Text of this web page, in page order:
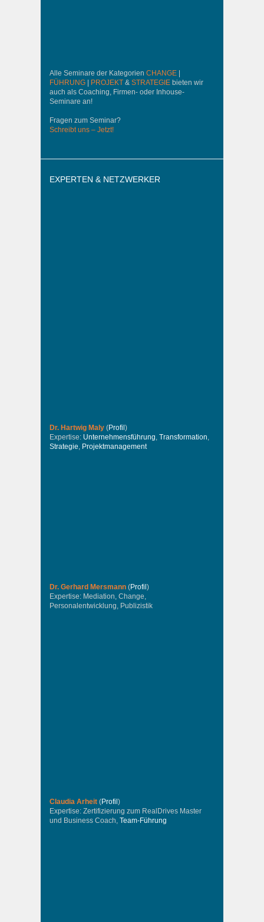
Alle Seminare der Kategorien CHANGE
FÜHRUNG
PROJEKT & STRATEGIE bieten wir
auch als Coaching, Firmen- oder Inhouse-
Seminare an!
Fragen zum Seminar?
Schreibt uns – Jetzt!
EXPERTEN & NETZWERKER
Dr. Hartwig Maly (Profil )
Expertise: Unternehmensführung, Transformation,
Strategie, Projektmanagement
Dr. Gerhard Mersmann (Profil )
Expertise: Mediation, Change,
Personalentwicklung, Publizistik
Claudia Arheit (Profil )
Expertise: Zertifizierung zum RealDrives Master
und Business Coach, Team-Führung